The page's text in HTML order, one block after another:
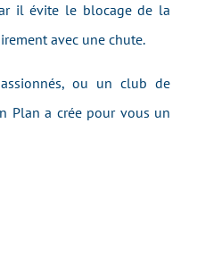
il évite le blocage de la
avec une chute.
ou un club de
Plan a crée pour vous un